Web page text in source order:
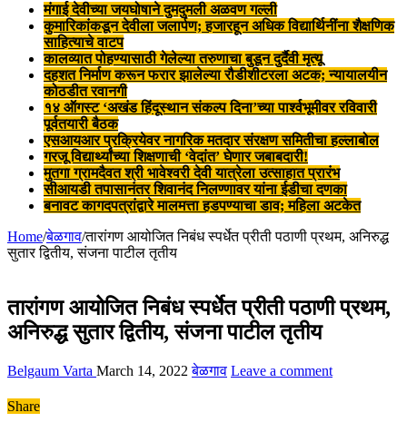
मंगाई देवीच्या जयघोषाने दुमदुमली अळवण गल्ली
कुमारिकांकडून देवीला जलार्पण; हजारहून अधिक विद्यार्थिनींना शैक्षणिक
साहित्याचे वाटप
कालव्यात पोहण्यासाठी गेलेल्या तरुणाचा बुडून दुर्दैवी मृत्यू
दहशत निर्माण करून फरार झालेल्या रौडीशीटरला अटक; न्यायालयीन
कोठडीत रवानगी
१४ ऑगस्ट ‘अखंड हिंदूस्थान संकल्प दिना’च्या पार्श्वभूमीवर रविवारी
पूर्वतयारी बैठक
एसआयआर प्रक्रियेवर नागरिक मतदार संरक्षण समितीचा हल्लाबोल
गरजू विद्यार्थ्यांच्या शिक्षणाची ‘वेदांत’ घेणार जबाबदारी!
मुतगा ग्रामदैवत श्री भावेश्वरी देवी यात्रेला उत्साहात प्रारंभ
सीआयडी तपासानंतर शिवानंद निलण्णावर यांना ईडीचा दणका
बनावट कागदपत्रांद्वारे मालमत्ता हडपण्याचा डाव; महिला अटकेत
Home/बेळगाव/तारांगण आयोजित निबंध स्पर्धेत प्रीती पठाणी प्रथम, अनिरुद्ध
सुतार द्वितीय, संजना पाटील तृतीय
तारांगण आयोजित निबंध स्पर्धेत प्रीती पठाणी प्रथम,
अनिरुद्ध सुतार द्वितीय, संजना पाटील तृतीय
Belgaum Varta March 14, 2022 बेळगाव Leave a comment
Share